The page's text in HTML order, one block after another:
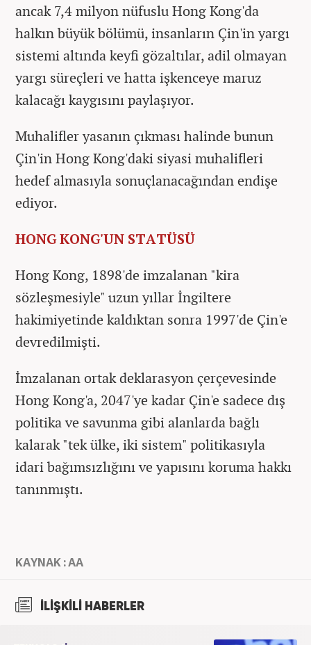
ancak 7,4 milyon nüfuslu Hong Kong'da
halkın büyük bölümü, insanların Çin'in yargı
sistemi altında keyfi gözaltılar, adil olmayan
yargı süreçleri ve hatta işkenceye maruz
kalacağı kaygısını paylaşıyor.
Muhalifler yasanın çıkması halinde bunun
Çin'in Hong Kong'daki siyasi muhalifleri
hedef almasıyla sonuçlanacağından endişe
ediyor.
HONG KONG'UN STATÜSÜ
Hong Kong, 1898'de imzalanan "kira
sözleşmesiyle" uzun yıllar İngiltere
hakimiyetinde kaldıktan sonra 1997'de Çin'e
devredilmişti.
İmzalanan ortak deklarasyon çerçevesinde
Hong Kong'a, 2047'ye kadar Çin'e sadece dış
politika ve savunma gibi alanlarda bağlı
kalarak "tek ülke, iki sistem" politikasıyla
idari bağımsızlığını ve yapısını koruma hakkı
tanınmıştı.
KAYNAK : AA
İLİŞKİLİ HABERLER